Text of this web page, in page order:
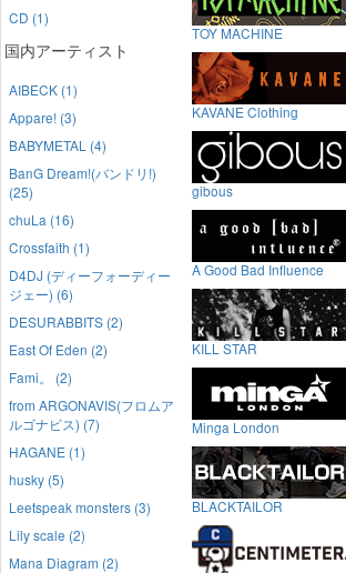
CD (1)
国内アーティスト
AIBECK (1)
Appare! (3)
BABYMETAL (4)
BanG Dream!(バンドリ!)
(25)
chuLa (16)
Crossfaith (1)
D4DJ (ディーフォーディー
ジェー) (6)
DESURABBITS (2)
East Of Eden (2)
Fami。 (2)
from ARGONAVIS(フロムア
ルゴナビス) (7)
HAGANE (1)
husky (5)
Leetspeak monsters (3)
Lily scale (2)
Mana Diagram (2)
TOY MACHINE
KAVANE Clothing
gibous
A Good Bad Influence
KILL STAR
Minga London
BLACKTAILOR